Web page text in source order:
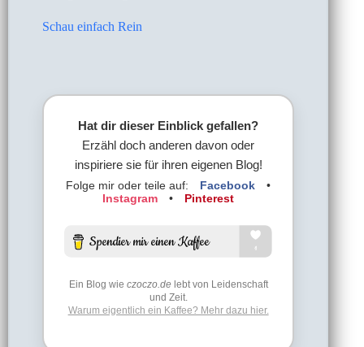
Schau einfach Rein
Hat dir dieser Einblick gefallen?
Erzähl doch anderen davon oder
inspiriere sie für ihren eigenen Blog!
Folge mir oder teile auf: Facebook
•
Instagram
• Pinterest
Ein Blog wie czoczo.delebt von Leidenschaft
und Zeit.
Warum eigentlich ein Kaffee? Mehr dazu hier.